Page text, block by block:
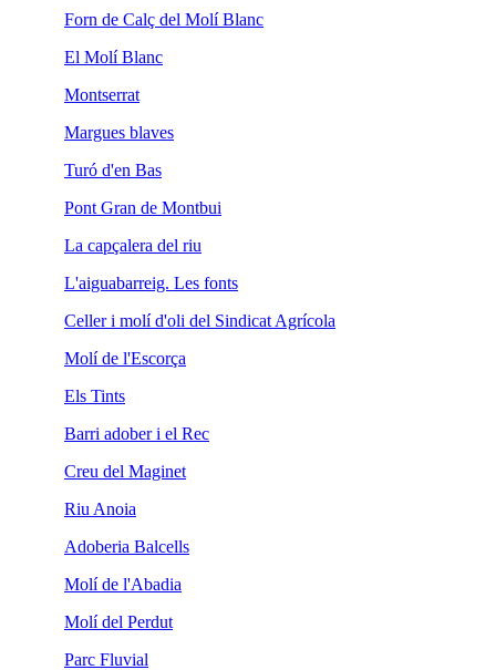
Forn de Calç del Molí Blanc
El Molí Blanc
Montserrat
Margues blaves
Turó d'en Bas
Pont Gran de Montbui
La capçalera del riu
L'aiguabarreig. Les fonts
Celler i molí d'oli del Sindicat Agrícola
Molí de l'Escorça
Els Tints
Barri adober i el Rec
Creu del Maginet
Riu Anoia
Adoberia Balcells
Molí de l'Abadia
Molí del Perdut
Parc Fluvial